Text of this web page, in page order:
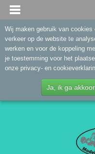
Wij maken gebruik van
verkeer op de website te
werken en voor de koppeling
je toestemming voor het
onze privacy- en
Ja, ik ga